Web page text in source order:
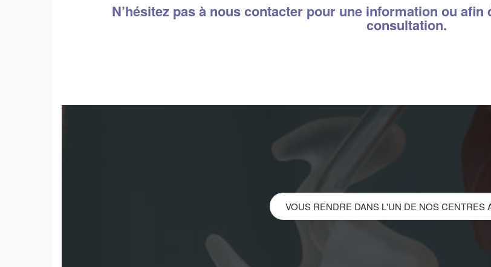
N’hésitez pas à nous contacter pour une information ou
consultation.
VOUS RENDRE DANS L'UN DE NOS CENTRES